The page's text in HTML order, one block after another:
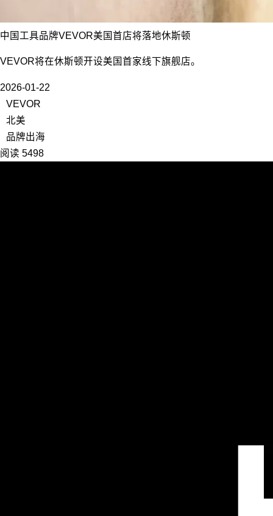
中国工具品牌VEVOR美国首店将落地休斯顿
VEVOR将在休斯顿开设美国首家线下旗舰店。
2026-01-22
VEVOR
北美
品牌出海
阅读 5498